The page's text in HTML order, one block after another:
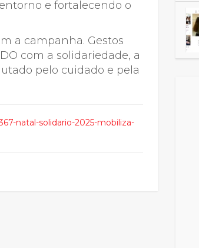
e fortalecendo o
a campanha. Gestos
com a solidariedade, a
pelo cuidado e pela
natal-solidario-2025-mobiliza-